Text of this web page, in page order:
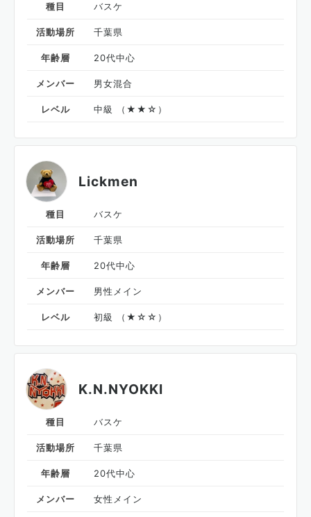
種目 バスケ
活動場所 千葉県
年齢層 20代中心
メンバー 男女混合
レベル 中級 （★★☆）
Lickmen
種目 バスケ
活動場所 千葉県
年齢層 20代中心
メンバー 男性メイン
レベル 初級 （★☆☆）
K.N.NYOKKI
種目 バスケ
活動場所 千葉県
年齢層 20代中心
メンバー 女性メイン